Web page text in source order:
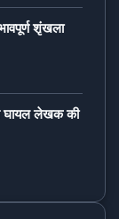
शृंखला
घायल लेखक की